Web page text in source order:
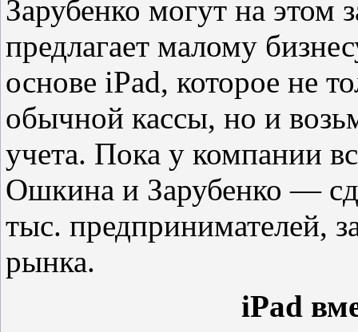
Зарубенко могут на этом
предлагает малому
основе iPad, которое не
обычной кассы, но и
учета. Пока у компании
Ошкина и Зарубенко —
тыс. предпринимателей,
рынка.
iPad